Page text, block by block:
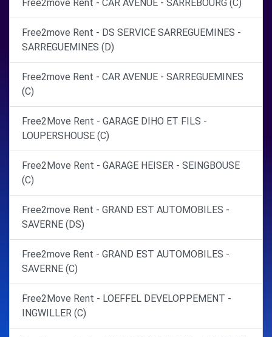
Free2move Rent - CAR AVENUE - SARREBOURG (C)
Free2move Rent - DS SERVICE SARREGUEMINES -
SARREGUEMINES (D)
Free2move Rent - CAR AVENUE - SARREGUEMINES
(C)
Free2Move Rent - GARAGE DIHO ET FILS -
LOUPERSHOUSE (C)
Free2Move Rent - GARAGE HEISER - SEINGBOUSE
(C)
Free2move Rent - GRAND EST AUTOMOBILES -
SAVERNE (DS)
Free2move Rent - GRAND EST AUTOMOBILES -
SAVERNE (C)
Free2Move Rent - LOEFFEL DEVELOPPEMENT -
INGWILLER (C)